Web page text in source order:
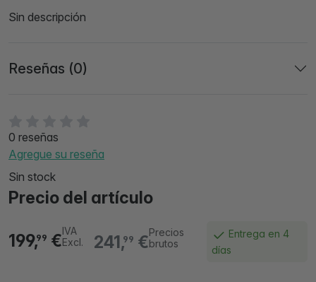
0 reseñas
Agregue su reseña
Sin stock
Precio del artículo
241,99 €Precios
brutos
199,99 €IVA
Excl.
Entrega en 4
días
Sin descripción
Reseñas (0)